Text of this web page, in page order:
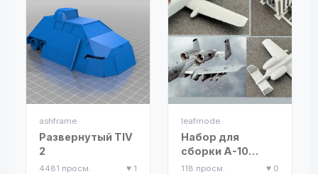
ashframe
Развернутый TIV
2
4481 просм. ♥ 1
leafmode
Набор для
сборки A-10
Thunderbolt
118 просм. ♥ 0